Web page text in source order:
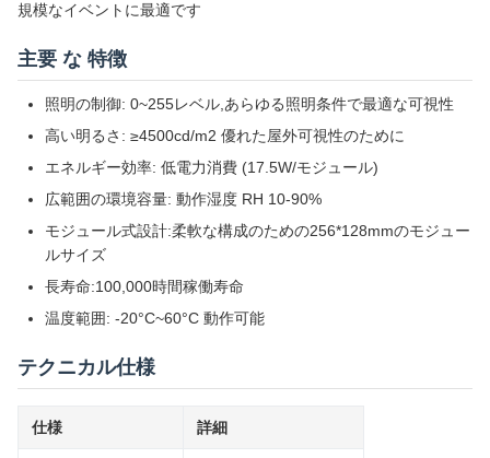
規模なイベントに最適です
主要 な 特徴
照明の制御: 0~255レベル,あらゆる照明条件で最適な可視性
高い明るさ: ≥4500cd/m2 優れた屋外可視性のために
エネルギー効率: 低電力消費 (17.5W/モジュール)
広範囲の環境容量: 動作湿度 RH 10-90%
モジュール式設計:柔軟な構成のための256*128mmのモジュー
ルサイズ
長寿命:100,000時間稼働寿命
温度範囲: -20°C~60°C 動作可能
テクニカル仕様
仕様 詳細